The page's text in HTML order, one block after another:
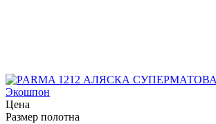
Экошпон
Цена
Размер полотна